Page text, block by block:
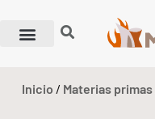
Inicio / Materias primas